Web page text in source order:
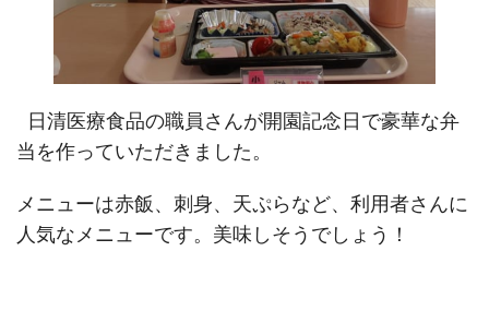
日清医療食品の職員さんが開園記念日で豪華な弁
当を作っていただきました。
メニューは赤飯、刺身、天ぷらなど、利用者さんに
人気なメニューです。美味しそうでしょう！